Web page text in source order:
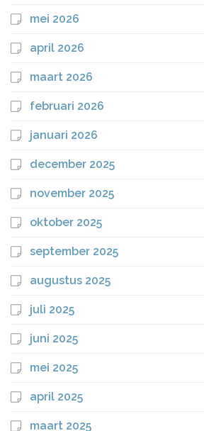
mei 2026
april 2026
maart 2026
februari 2026
januari 2026
december 2025
november 2025
oktober 2025
september 2025
augustus 2025
juli 2025
juni 2025
mei 2025
april 2025
maart 2025